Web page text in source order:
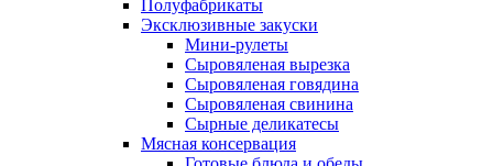
Полуфабрикаты
Эксклюзивные закуски
Мини-рулеты
Сыровяленая вырезка
Сыровяленая говядина
Сыровяленая свинина
Сырные деликатесы
Мясная консервация